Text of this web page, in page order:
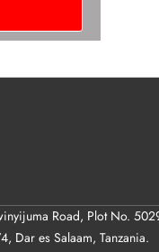
Road, Plot No.
Dar es Salaam, Tanzania.